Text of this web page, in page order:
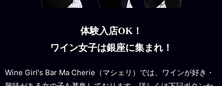
体験入店OK！
ワイン女子は銀座に集まれ！
Wine Girl's Bar Ma Cherie（マシェリ）では、ワインが好き・